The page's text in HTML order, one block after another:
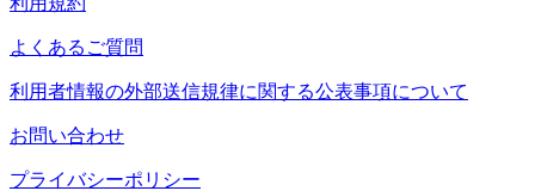
よくあるご質問
利用者情報の外部送信規律に関する公表事項について
お問い合わせ
プライバシーポリシー